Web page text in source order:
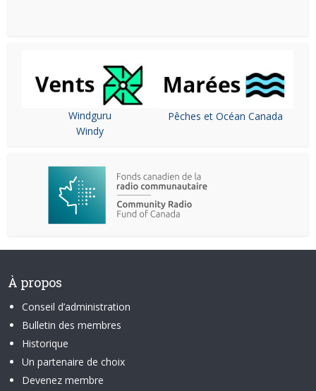
Windguru
Windy
Pêches et Océan Canada
À propos
Conseil d’administration
Bulletin des membres
Historique
Un partenaire de choix
Devenez membre